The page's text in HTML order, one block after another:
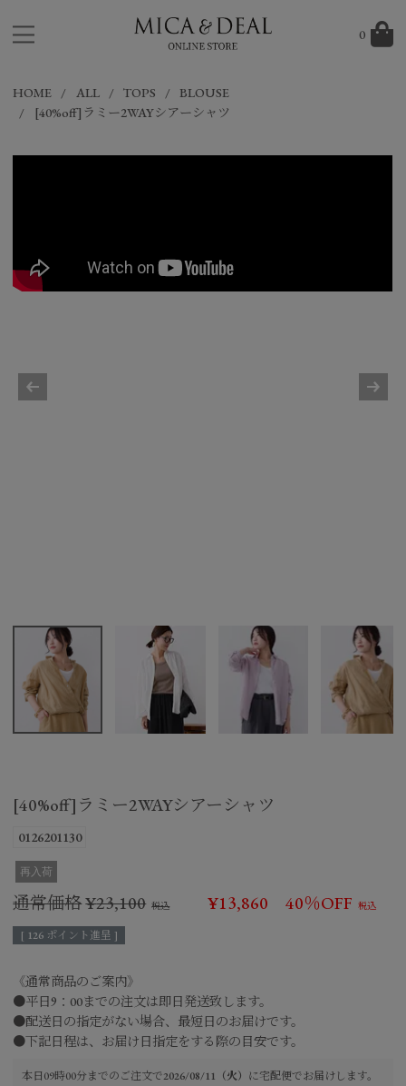
0
HOME ALL TOPS
BLOUSE
[40%off]ラミー2WAYシアーシャツ
[40%off]ラミー2WAYシアーシャツ
0126201130
再入荷
通常価格¥23,100 ¥13,860 40％OFF
[ 126 ポイント進呈 ]
《通常商品のご案内》
●平日9：00までの注文は即日発送致します。
●配送日の指定がない場合、最短日のお届けです。
●下記日程は、お届け日指定をする際の目安です。
本日09時00分までのご注文で2026/08/11（火） に宅配便でお届けします。